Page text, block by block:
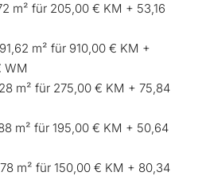
m² für 205,00 € KM + 53,16
m² für 910,00 € KM +
WM
m² für 275,00 € KM + 75,84
m² für 195,00 € KM + 50,64
m² für 150,00 € KM + 80,34